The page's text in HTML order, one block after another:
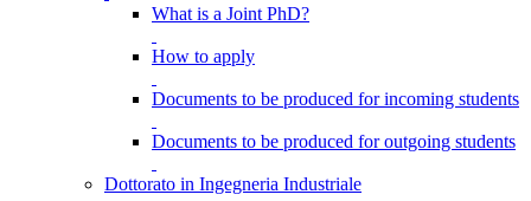
What is a Joint PhD?
How to apply
Documents to be produced for incoming students
Documents to be produced for outgoing students
Dottorato in Ingegneria Industriale